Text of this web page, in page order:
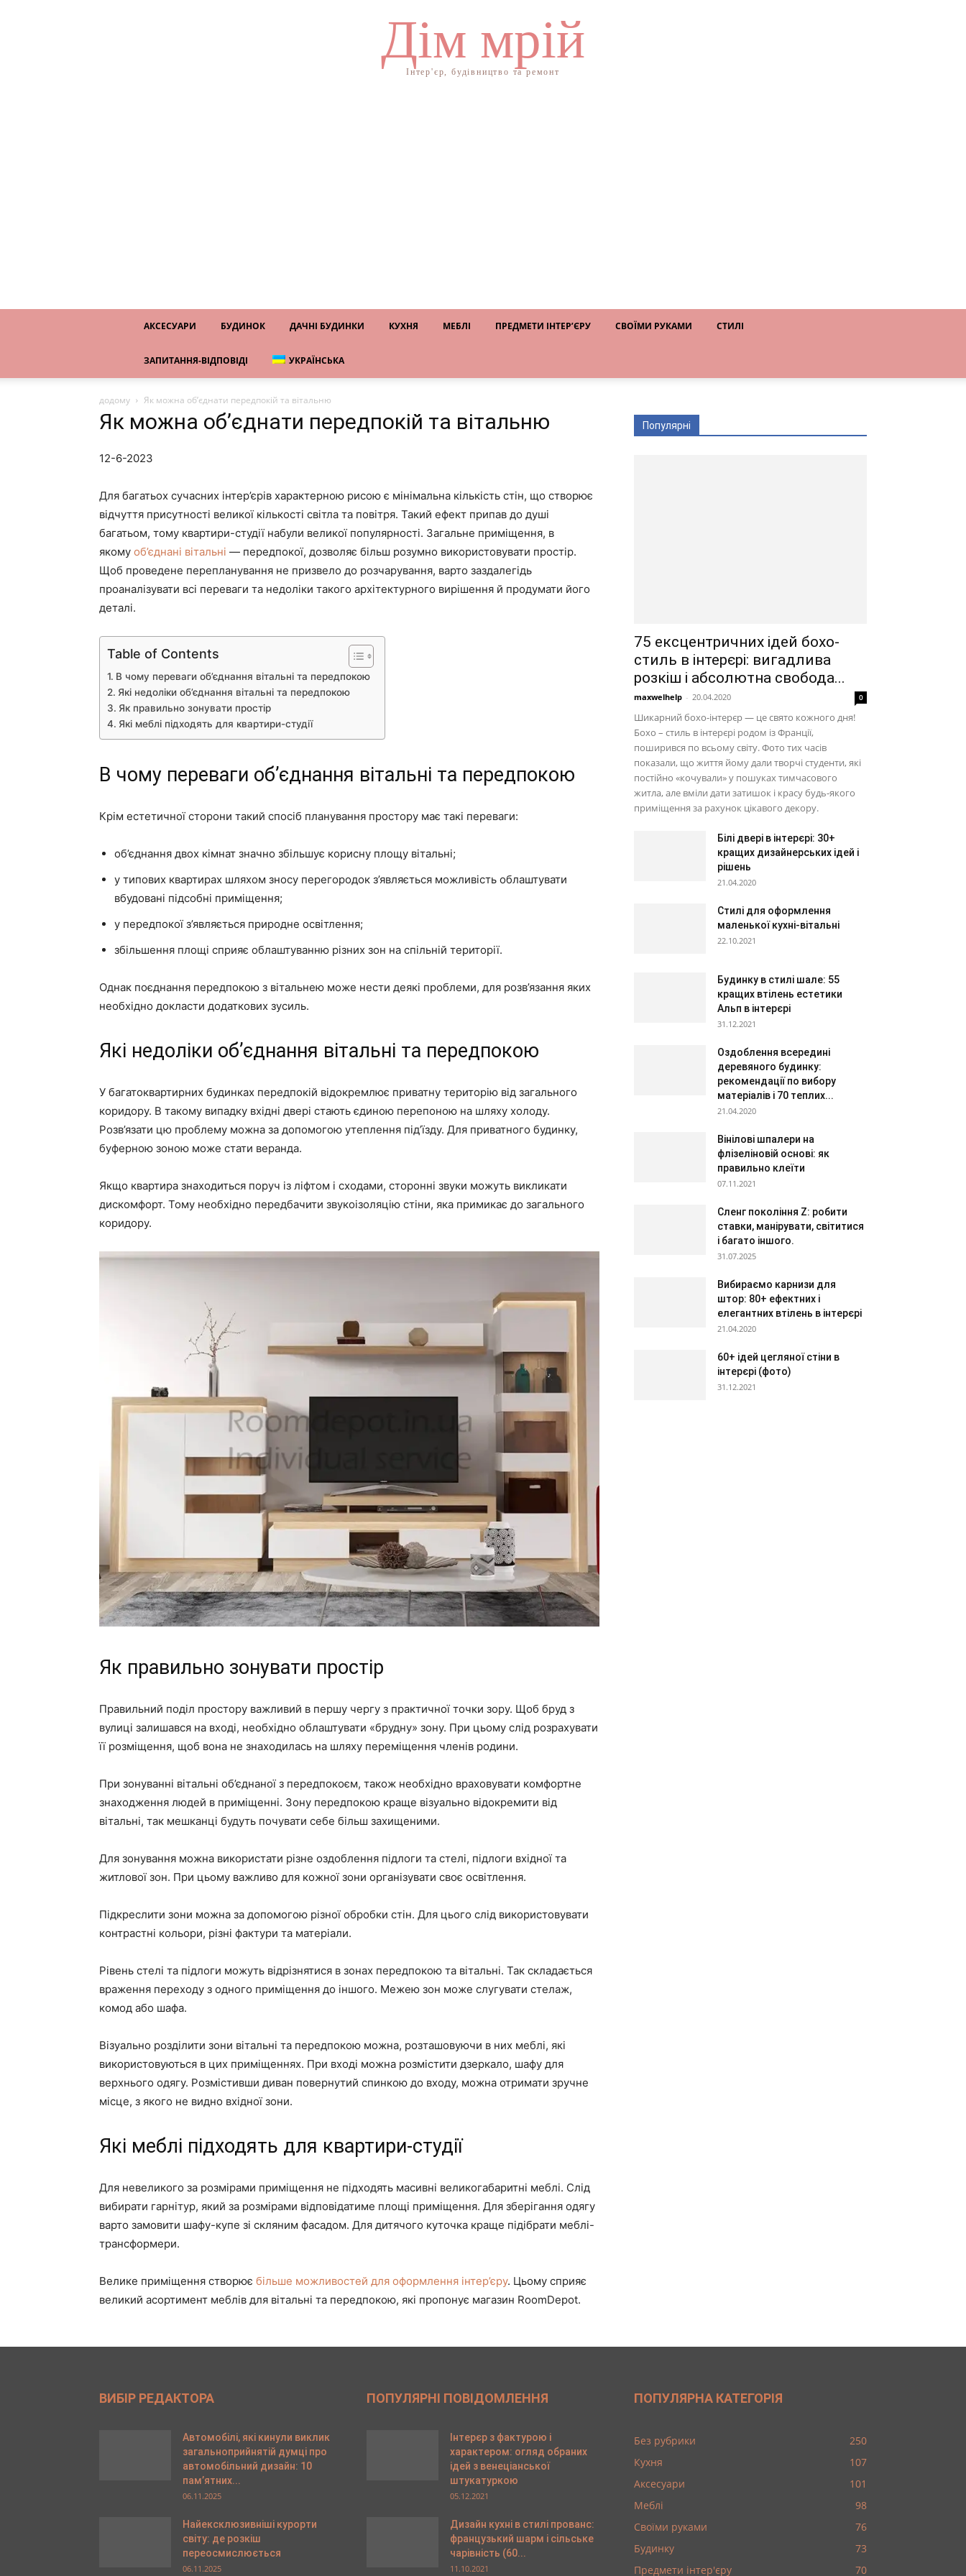
Дім мрій
Інтер'єр, будівництво та ремонт
АКСЕСУАРИ БУДИНОК ДАЧНІ БУДИНКИ КУХНЯ МЕБЛІ ПРЕДМЕТИ ІНТЕР’ЄРУ СВОЇМИ РУКАМИ СТИЛІ
ЗАПИТАННЯ-ВІДПОВІДІ УКРАЇНСЬКА
додому Як можна об’єднати передпокій та вітальню
Як можна об’єднати передпокій та вітальню
12-6-2023
Для багатьох сучасних інтер’єрів характерною рисою є мінімальна кількість стін, що створює
відчуття присутності великої кількості світла та повітря. Такий ефект припав до душі
багатьом, тому квартири-студії набули великої популярності. Загальне приміщення, в
якому об’єднані вітальні — передпокої, дозволяє більш розумно використовувати простір.
Щоб проведене перепланування не призвело до розчарування, варто заздалегідь
проаналізувати всі переваги та недоліки такого архітектурного вирішення й продумати його
деталі.
Table of Contents
В чому переваги об’єднання вітальні та передпокою
Які недоліки об’єднання вітальні та передпокою
Як правильно зонувати простір
Які меблі підходять для квартири-студії
В чому переваги об’єднання вітальні та передпокою
Крім естетичної сторони такий спосіб планування простору має такі переваги:
об’єднання двох кімнат значно збільшує корисну площу вітальні;
у типових квартирах шляхом зносу перегородок з’являється можливість облаштувати
вбудовані підсобні приміщення;
у передпокої з’являється природне освітлення;
збільшення площі сприяє облаштуванню різних зон на спільній території.
Однак поєднання передпокою з вітальнею може нести деякі проблеми, для розв’язання яких
необхідно докласти додаткових зусиль.
Які недоліки об’єднання вітальні та передпокою
У багатоквартирних будинках передпокій відокремлює приватну територію від загального
коридору. В такому випадку вхідні двері стають єдиною перепоною на шляху холоду.
Розв’язати цю проблему можна за допомогою утеплення під’їзду. Для приватного будинку,
буферною зоною може стати веранда.
Якщо квартира знаходиться поруч із ліфтом і сходами, сторонні звуки можуть викликати
дискомфорт. Тому необхідно передбачити звукоізоляцію стіни, яка примикає до загального
коридору.
Як правильно зонувати простір
Правильний поділ простору важливий в першу чергу з практичної точки зору. Щоб бруд з
вулиці залишався на вході, необхідно облаштувати «брудну» зону. При цьому слід розрахувати
її розміщення, щоб вона не знаходилась на шляху переміщення членів родини.
При зонуванні вітальні об’єднаної з передпокоєм, також необхідно враховувати комфортне
знаходження людей в приміщенні. Зону передпокою краще візуально відокремити від
вітальні, так мешканці будуть почувати себе більш захищеними.
Для зонування можна використати різне оздоблення підлоги та стелі, підлоги вхідної та
житлової зон. При цьому важливо для кожної зони організувати своє освітлення.
Підкреслити зони можна за допомогою різної обробки стін. Для цього слід використовувати
контрастні кольори, різні фактури та матеріали.
Рівень стелі та підлоги можуть відрізнятися в зонах передпокою та вітальні. Так складається
враження переходу з одного приміщення до іншого. Межею зон може слугувати стелаж,
комод або шафа.
Візуально розділити зони вітальні та передпокою можна, розташовуючи в них меблі, які
використовуються в цих приміщеннях. При вході можна розмістити дзеркало, шафу для
верхнього одягу. Розмістивши диван повернутий спинкою до входу, можна отримати зручне
місце, з якого не видно вхідної зони.
Які меблі підходять для квартири-студії
Для невеликого за розмірами приміщення не підходять масивні великогабаритні меблі. Слід
вибирати гарнітур, який за розмірами відповідатиме площі приміщення. Для зберігання одягу
варто замовити шафу-купе зі скляним фасадом. Для дитячого куточка краще підібрати меблі-
трансформери.
Велике приміщення створює більше можливостей для оформлення інтер’єру. Цьому сприяє
великий асортимент меблів для вітальні та передпокою, які пропонує магазин RoomDepot.
Популярні
75 ексцентричних ідей бохо-
стиль в інтерєрі: вигадлива
розкіш і абсолютна свобода...
maxwelhelp - 20.04.2020 0
Шикарний бохо-інтерєр — це свято кожного дня!
Бохо – стиль в інтерєрі родом із Франції,
поширився по всьому світу. Фото тих часів
показали, що життя йому дали творчі студенти, які
постійно «кочували» у пошуках тимчасового
житла, але вміли дати затишок і красу будь-якого
приміщення за рахунок цікавого декору.
Білі двері в інтерєрі: 30+
кращих дизайнерських ідей і
рішень
21.04.2020
Стилі для оформлення
маленької кухні-вітальні
22.10.2021
Будинку в стилі шале: 55
кращих втілень естетики
Альп в інтерєрі
31.12.2021
Оздоблення всередині
деревяного будинку:
рекомендації по вибору
матеріалів і 70 теплих...
21.04.2020
Вінілові шпалери на
флізеліновій основі: як
правильно клеїти
07.11.2021
Сленг покоління Z: робити
ставки, манірувати, світитися
і багато іншого.
31.07.2025
Вибираємо карнизи для
штор: 80+ ефектних і
елегантних втілень в інтерєрі
21.04.2020
60+ ідей цегляної стіни в
інтерєрі (фото)
31.12.2021
ВИБІР РЕДАКТОРА
Автомобілі, які кинули виклик
загальноприйнятій думці про
автомобільний дизайн: 10
пам’ятних...
06.11.2025
Найексклюзивніші курорти
світу: де розкіш
переосмислюється
06.11.2025
ПОПУЛЯРНІ ПОВІДОМЛЕННЯ
Інтерєр з фактурою і
характером: огляд обраних
ідей з венеціанської
штукатуркою
05.12.2021
Дизайн кухні в стилі прованс:
французький шарм і сільське
чарівність (60...
11.10.2021
ПОПУЛЯРНА КАТЕГОРІЯ
Без рубрики
250
Кухня
107
Аксесуари
101
Меблі
98
Своїми руками
76
Будинку
73
Предмети інтер'єру
70